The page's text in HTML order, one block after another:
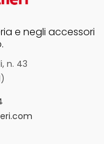
e negli accessori
n. 43